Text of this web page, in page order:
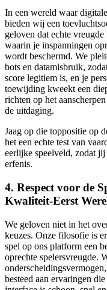
In een wereld waar
bieden wij een
geloven dat echte
waarin je inspanningen
wordt beschermd. We
bots en datamisbruik,
score legitiem is, en je
toewijding kweekt een
richten op het
de uitdaging.
Jaag op die toppositie op
het een echte test van
eerlijke speelveld, zodat
erfenis.
4. Respect voor de
Kwaliteit-Eerst
We geloven niet in het
keuzes. Onze filosofie is
spel op ons platform een
oprechte spelersvreugde.
besteed aan ervaringen